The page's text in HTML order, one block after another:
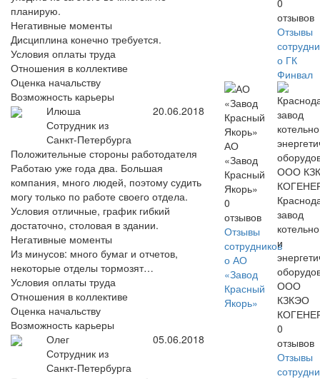
планирую.
Негативные моменты
Дисциплина конечно требуется.
Условия оплаты труда
Отношения в коллективе
Оценка начальству
Возможность карьеры
Илюша
Сотрудник из
Санкт-Петербурга
20.06.2018
Положительные стороны работодателя
Работаю уже года два. Большая
компания, много людей, поэтому судить
могу только по работе своего отдела.
Условия отличные, график гибкий
достаточно, столовая в здании.
Негативные моменты
Из минусов: много бумаг и отчетов,
некоторые отделы тормозят…
Условия оплаты труда
Отношения в коллективе
Оценка начальству
Возможность карьеры
Олег
Сотрудник из
Санкт-Петербурга
05.06.2018
0
отзывов
Отзывы
о ГК
Финвал
АО
«Завод
Красный
Якорь»
0
отзывов
Отзывы
сотрудников
о АО
«Завод
Красный
Якорь»
завод
и
ООО
КЗКЭО
0
отзывов
Отзывы